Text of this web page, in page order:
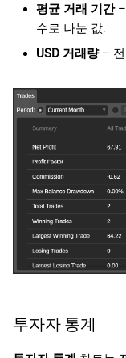
평균 거래 기간–
수로 나눈 값.
USD 거래량– 전
투자자 통계